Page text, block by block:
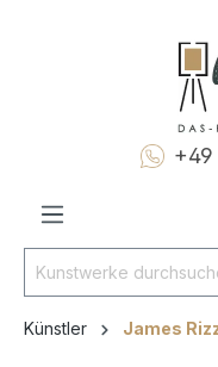
+49
Künstler James